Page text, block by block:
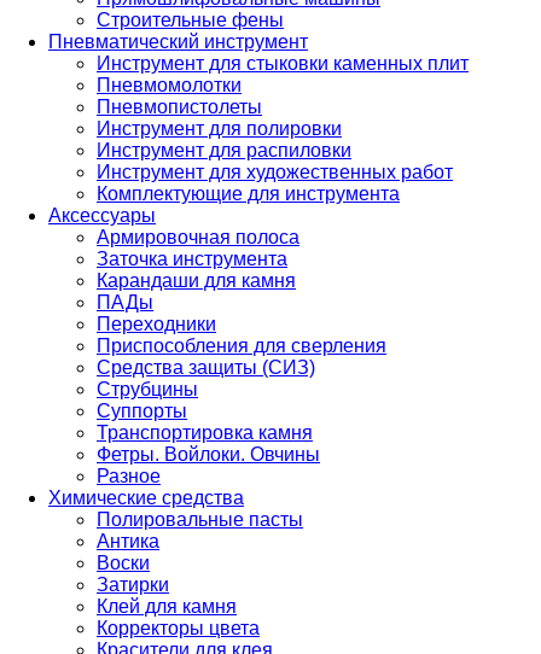
Строительные фены
Пневматический инструмент
Инструмент для стыковки каменных плит
Пневмомолотки
Пневмопистолеты
Инструмент для полировки
Инструмент для распиловки
Инструмент для художественных работ
Комплектующие для инструмента
Аксессуары
Армировочная полоса
Заточка инструмента
Карандаши для камня
ПАДы
Переходники
Приспособления для сверления
Средства защиты (СИЗ)
Струбцины
Суппорты
Транспортировка камня
Фетры. Войлоки. Овчины
Разное
Химические средства
Полировальные пасты
Антика
Воски
Затирки
Клей для камня
Корректоры цвета
Красители для клея